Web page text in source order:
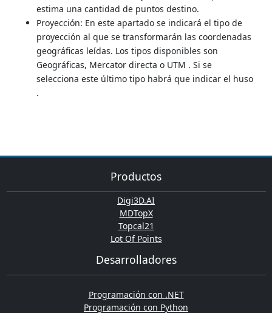
estima una cantidad de puntos destino.
Proyección: En este apartado se indicará el tipo de
proyección al que se transformarán las coordenadas
geográficas leídas. Los tipos disponibles son
Geográficas, Mercator directa o UTM . Si se
selecciona este último tipo habrá que indicar el huso
.
Productos
Digi3D.AI
MDTopX
Topcal21
Lot Of Points
Desarrolladores
Programación con .NET
Programación con Python